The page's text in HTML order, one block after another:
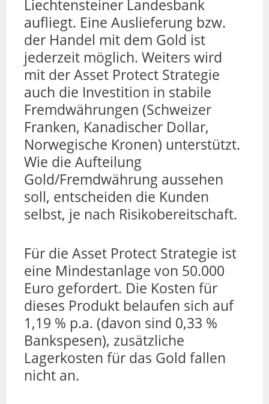
Liechtensteiner Landesbank
aufliegt. Eine Auslieferung bzw.
der Handel mit dem Gold ist
jederzeit möglich. Weiters wird
mit der Asset Protect Strategie
auch die Investition in stabile
Fremdwährungen (Schweizer
Franken, Kanadischer Dollar,
Norwegische Kronen) unterstützt.
Wie die Aufteilung
Gold/Fremdwährung aussehen
soll, entscheiden die Kunden
selbst, je nach Risikobereitschaft.
Für die Asset Protect Strategie ist
eine Mindestanlage von 50.000
Euro gefordert. Die Kosten für
dieses Produkt belaufen sich auf
1,19 % p.a. (davon sind 0,33 %
Bankspesen), zusätzliche
Lagerkosten für das Gold fallen
nicht an.